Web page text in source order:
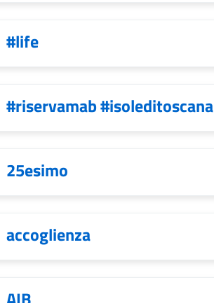
#life
#riservamab #isoleditoscana
25esimo
accoglienza